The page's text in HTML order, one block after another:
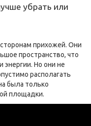
убрать или
прихожей. Они
пространство, что
энергии. Но они не
располагать
была только
площадки.